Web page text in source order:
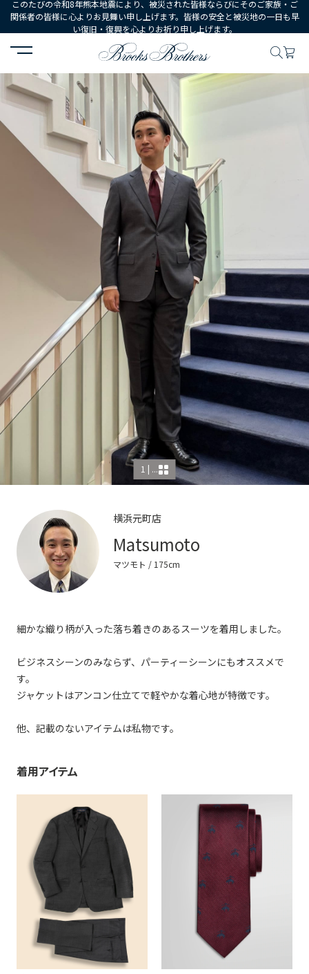
このたびの令和8年熊本地震により、被災された皆様ならびにそのご家族・ご
関係者の皆様に心よりお見舞い申し上げます。皆様の安全と被災地の一日も早
い復旧・復興を心よりお祈り申し上げます。
HOME コーディネート コーディネート詳細
1 | ...
横浜元町店
Matsumoto
マツモト / 175cm
細かな織り柄が入った落ち着きのあるスーツを着用しました。
ビジネスシーンのみならず、パーティーシーンにもオススメで
す。
ジャケットはアンコン仕立てで軽やかな着心地が特徴です。
他、記載のないアイテムは私物です。
着用アイテム